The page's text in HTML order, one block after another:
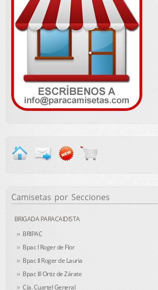
Camisetas por Secciones
BRIGADA PARACAIDISTA
BRIPAC
Bpac I Roger de Flor
Bpac II Roger de Lauria
Bpac III Ortiz de Zárate
Cía. Cuartel General